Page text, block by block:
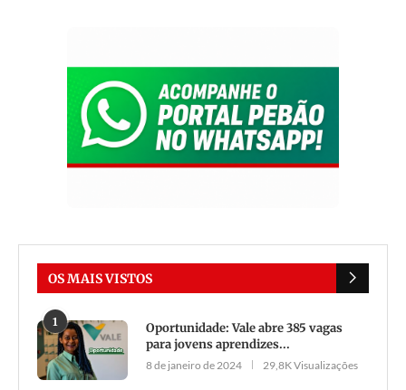
OS MAIS VISTOS
1
Oportunidade: Vale abre 385 vagas
para jovens aprendizes...
8 de janeiro de 2024 29,8K Visualizações